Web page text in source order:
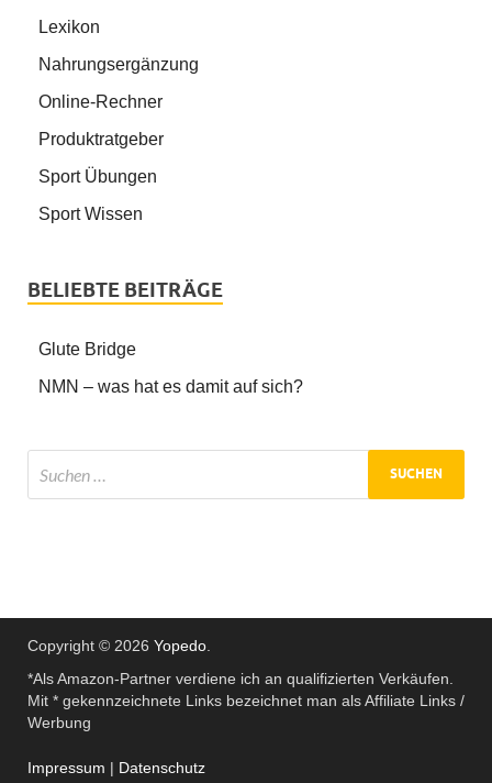
Lexikon
Nahrungsergänzung
Online-Rechner
Produktratgeber
Sport Übungen
Sport Wissen
BELIEBTE BEITRÄGE
Glute Bridge
NMN – was hat es damit auf sich?
Copyright © 2026 Yopedo
*Als Amazon-Partner verdiene ich an qualifizierten Verkäufen.
Mit * gekennzeichnete Links bezeichnet man als Affiliate Links /
Werbung
Impressum | Datenschutz